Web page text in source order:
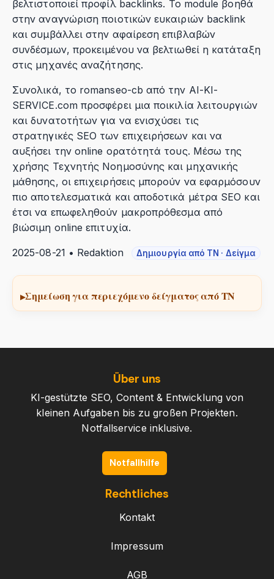
βελτιστοποιεί προφίλ backlinks. Το module βοηθά
στην αναγνώριση ποιοτικών ευκαιριών backlink
και συμβάλλει στην αφαίρεση επιβλαβών
συνδέσμων, προκειμένου να βελτιωθεί η κατάταξη
στις μηχανές αναζήτησης.
Συνολικά, το romanseo-cb από την AI-KI-
SERVICE.com προσφέρει μια ποικιλία λειτουργιών
και δυνατοτήτων για να ενισχύσει τις
στρατηγικές SEO των επιχειρήσεων και να
αυξήσει την online ορατότητά τους. Μέσω της
χρήσης Τεχνητής Νοημοσύνης και μηχανικής
μάθησης, οι επιχειρήσεις μπορούν να εφαρμόσουν
πιο αποτελεσματικά και αποδοτικά μέτρα SEO και
έτσι να επωφεληθούν μακροπρόθεσμα από
βιώσιμη online επιτυχία.
2025-08-21 • Redaktion Δημιουργία από ΤΝ · Δείγμα
Σημείωση για περιεχόμενο δείγματος από ΤΝ
Über uns
KI-gestützte SEO, Content & Entwicklung von
kleinen Aufgaben bis zu großen Projekten.
Notfallservice inklusive.
Notfallhilfe
Rechtliches
Kontakt
Impressum
AGB